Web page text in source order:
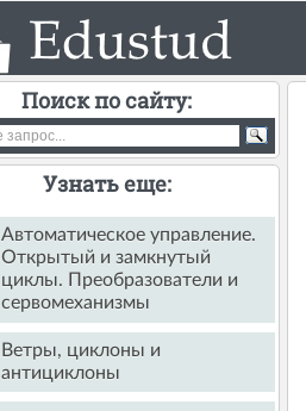
Поиск по сайту:
Узнать еще:
Автоматическое управление.
Открытый и замкнутый
циклы. Преобразователи и
сервомеханизмы
Ветры, циклоны и
антициклоны